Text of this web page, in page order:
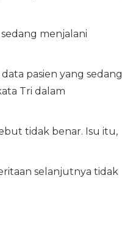
menjalani
pasien yang sedang
Tri dalam
tidak benar. Isu itu,
selanjutnya tidak